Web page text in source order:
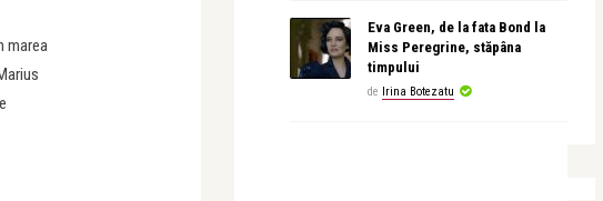
marea
Eva Green, de la fata Bond la
Miss Peregrine, stăpâna
timpului
de Irina Botezatu